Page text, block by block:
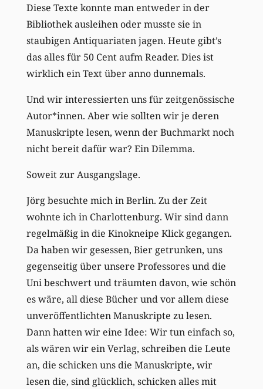
Diese Texte konnte man entweder in der
Bibliothek ausleihen oder musste sie in
staubigen Antiquariaten jagen. Heute gibt’s
das alles für 50 Cent aufm Reader. Dies ist
wirklich ein Text über anno dunnemals.
Und wir interessierten uns für zeitgenössische
Autor*innen. Aber wie sollten wir je deren
Manuskripte lesen, wenn der Buchmarkt noch
nicht bereit dafür war? Ein Dilemma.
Soweit zur Ausgangslage.
Jörg besuchte mich in Berlin. Zu der Zeit
wohnte ich in Charlottenburg. Wir sind dann
regelmäßig in die Kinokneipe Klick gegangen.
Da haben wir gesessen, Bier getrunken, uns
gegenseitig über unsere Professores und die
Uni beschwert und träumten davon, wie schön
es wäre, all diese Bücher und vor allem diese
unveröffentlichten Manuskripte zu lesen.
Dann hatten wir eine Idee: Wir tun einfach so,
als wären wir ein Verlag, schreiben die Leute
an, die schicken uns die Manuskripte, wir
lesen die, sind glücklich, schicken alles mit